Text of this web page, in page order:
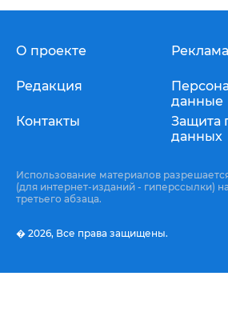
О проекте
Редакция
Контакты
Реклама
данные
Защита
данных
Использование материалов
(для интернет-изданий - гиперссылки)
третьего абзаца.
� 2026, Все права защищены.